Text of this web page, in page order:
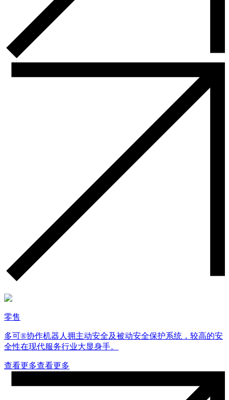
零售
多可®协作机器人拥主动安全及被动安全保护系统，较高的安
全性在现代服务行业大显身手。
查看更多查看更多